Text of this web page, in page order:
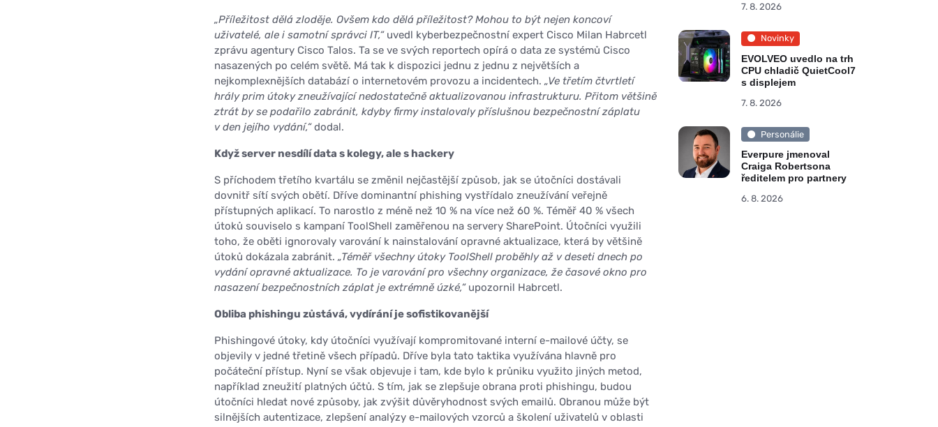
„Příležitost dělá zloděje. Ovšem kdo dělá příležitost? Mohou to být nejen koncoví
uživatelé, ale i samotní správci IT,“uvedl kyberbezpečnostní expert Cisco Milan Habrcetl
zprávu agentury Cisco Talos. Ta se ve svých reportech opírá o data ze systémů Cisco
nasazených po celém světě. Má tak k dispozici jednu z jednu z největších a
nejkomplexnějších databází o internetovém provozu a incidentech. „Ve třetím čtvrtletí
hrály prim útoky zneužívající nedostatečně aktualizovanou infrastrukturu. Přitom většině
ztrát by se podařilo zabránit, kdyby firmy instalovaly příslušnou bezpečnostní záplatu
v den jejího vydání,“dodal.
Když server nesdílí data s kolegy, ale s hackery
S příchodem třetího kvartálu se změnil nejčastější způsob, jak se útočníci dostávali
dovnitř sítí svých obětí. Dříve dominantní phishing vystřídalo zneužívání veřejně
přístupných aplikací. To narostlo z méně než 10 % na více než 60 %. Téměř 40 % všech
útoků souviselo s kampaní ToolShell zaměřenou na servery SharePoint. Útočníci využili
toho, že oběti ignorovaly varování k nainstalování opravné aktualizace, která by většině
útoků dokázala zabránit. „Téměř všechny útoky ToolShell proběhly až v deseti dnech po
vydání opravné aktualizace. To je varování pro všechny organizace, že časové okno pro
nasazení bezpečnostních záplat je extrémně úzké,“upozornil Habrcetl.
Obliba phishingu zůstává, vydírání je sofistikovanější
Phishingové útoky, kdy útočníci využívají kompromitované interní e-mailové účty, se
objevily v jedné třetině všech případů. Dříve byla tato taktika využívána hlavně pro
počáteční přístup. Nyní se však objevuje i tam, kde bylo k průniku využito jiných metod,
například zneužití platných účtů. S tím, jak se zlepšuje obrana proti phishingu, budou
útočníci hledat nové způsoby, jak zvýšit důvěryhodnost svých emailů. Obranou může být
silnějších autentizace, zlepšení analýzy e-mailových vzorců a školení uživatelů v oblasti
7. 8. 2026
Novinky
EVOLVEO uvedlo na trh
CPU chladič QuietCool7
s displejem
7. 8. 2026
Personálie
Everpure jmenoval
Craiga Robertsona
ředitelem pro partnery
6. 8. 2026